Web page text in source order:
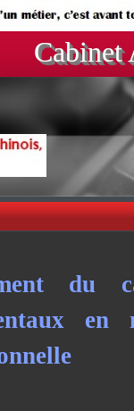
du
en